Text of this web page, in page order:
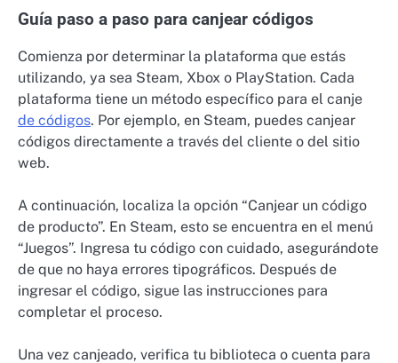
Guía paso a paso para canjear códigos
Comienza por determinar la plataforma que estás
utilizando, ya sea Steam, Xbox o PlayStation. Cada
plataforma tiene un método específico para el canje
de códigos. Por ejemplo, en Steam, puedes canjear
códigos directamente a través del cliente o del sitio
web.
A continuación, localiza la opción “Canjear un código
de producto”. En Steam, esto se encuentra en el menú
“Juegos”. Ingresa tu código con cuidado, asegurándote
de que no haya errores tipográficos. Después de
ingresar el código, sigue las instrucciones para
completar el proceso.
Una vez canjeado, verifica tu biblioteca o cuenta para